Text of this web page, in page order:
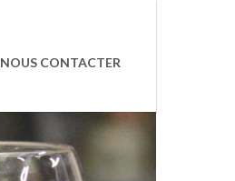
NOUS CONTACTER